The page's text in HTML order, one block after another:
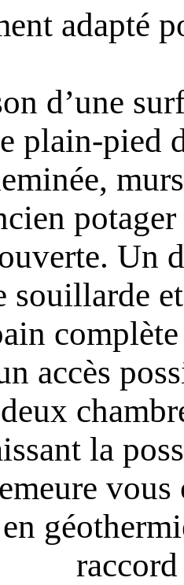
adapté
d’une
plain-pied
Un
souillarde
accès
la